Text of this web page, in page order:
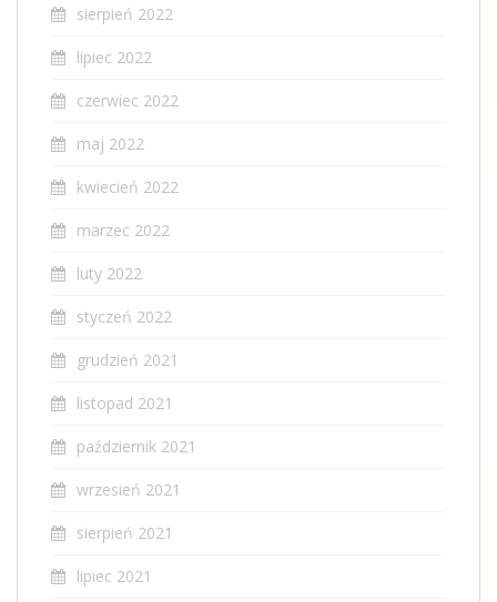
sierpień 2022
lipiec 2022
czerwiec 2022
maj 2022
kwiecień 2022
marzec 2022
luty 2022
styczeń 2022
grudzień 2021
listopad 2021
październik 2021
wrzesień 2021
sierpień 2021
lipiec 2021